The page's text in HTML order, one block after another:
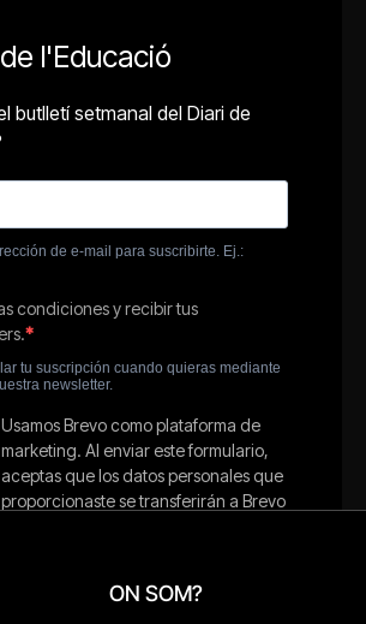
ON SOM?